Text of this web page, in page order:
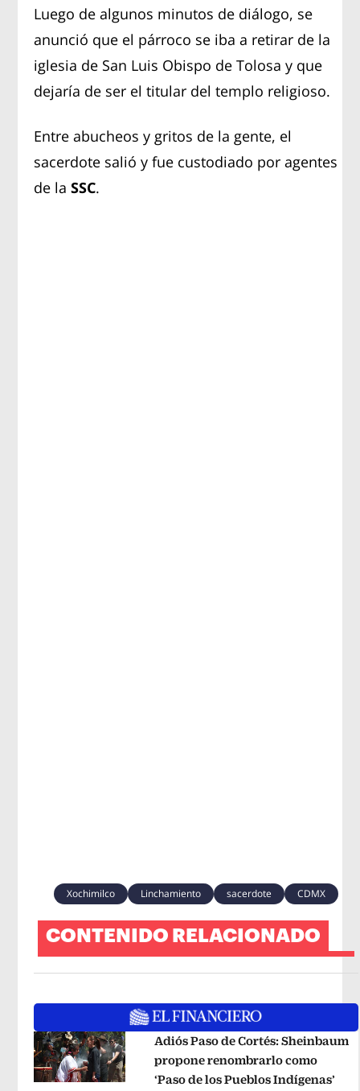
Luego de algunos minutos de diálogo, se
anunció que el párroco se iba a retirar de la
iglesia de San Luis Obispo de Tolosa y que
dejaría de ser el titular del templo religioso.
Entre abucheos y gritos de la gente, el
sacerdote salió y fue custodiado por agentes
de laSSC.
Xochimilco Linchamiento sacerdote CDMX
CONTENIDO RELACIONADO
Adiós Paso de Cortés: Sheinbaum
propone renombrarlo como
‘Paso de los Pueblos Indígenas’